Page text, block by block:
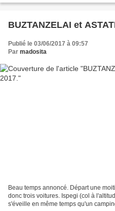
BUZTANZELAI et
Publié le 03/06/2017 à 09:57
Par madosita
Beau temps annoncé. Départ une
donc trois voitures. Ispegi (col à
s'éveille en même temps qu'un